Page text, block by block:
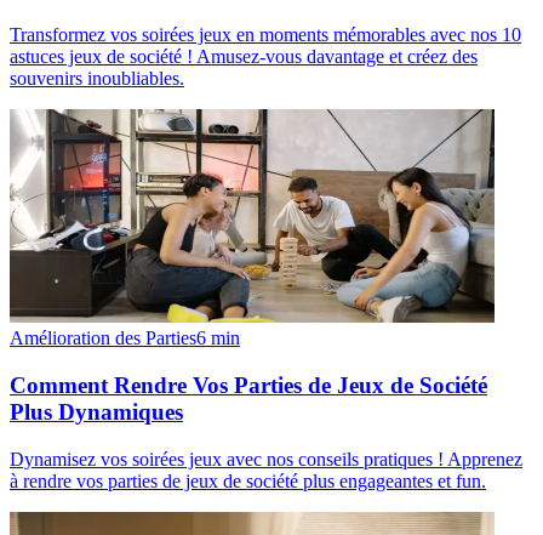
Transformez vos soirées jeux en moments mémorables avec nos 10
astuces jeux de société ! Amusez-vous davantage et créez des
souvenirs inoubliables.
Amélioration des Parties6 min
Comment Rendre Vos Parties de Jeux de Société
Plus Dynamiques
Dynamisez vos soirées jeux avec nos conseils pratiques ! Apprenez
à rendre vos parties de jeux de société plus engageantes et fun.